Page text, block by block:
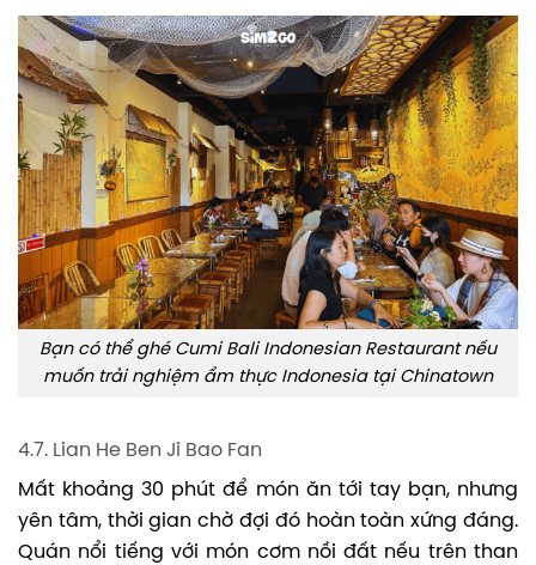
Bạn có thể ghé Cumi Bali Indonesian Restaurant nếu
muốn trải nghiệm ẩm thực Indonesia tại Chinatown
4.7. Lian He Ben Ji Bao Fan
Mất khoảng 30 phút để món ăn tới tay bạn, nhưng
yên tâm, thời gian chờ đợi đó hoàn toàn xứng đáng.
Quán nổi tiếng với món cơm nồi đất nếu trên than